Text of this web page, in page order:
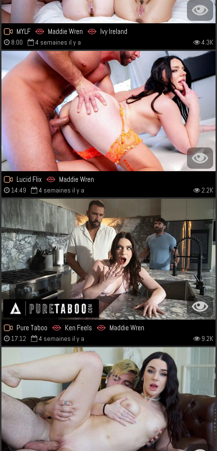
MYLF Maddie Wren Ivy Ireland
8:00 4 semaines il y a 4.3K
Lucid Flix Maddie Wren
14:49 4 semaines il y a 2.2K
Pure Taboo Ken Feels Maddie Wren
17:12 4 semaines il y a 9.2K